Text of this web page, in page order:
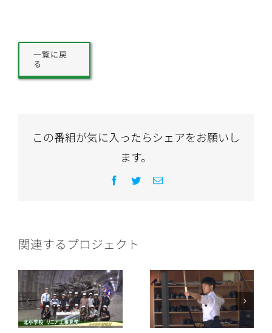
一覧に戻
る
この番組が気に入ったらシェアをお願いし
ます。
Facebook
Twitter電
関連するプロジェクト